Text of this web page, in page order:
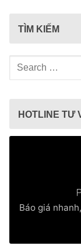
TÌM KIẾM
Tìm
kiếm
HOTLINE TƯ
Báo giá